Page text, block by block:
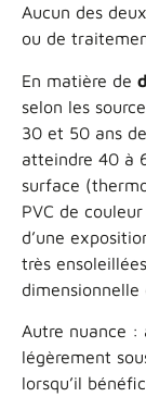
Aucun des
ou de
En matière de
selon les
30 et 50 ans
atteindre 40 à
surface
PVC de
d’une
très
Autre nuance :
légèrement
lorsqu’il